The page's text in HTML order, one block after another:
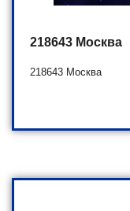
218643 Москва
218643 Москва